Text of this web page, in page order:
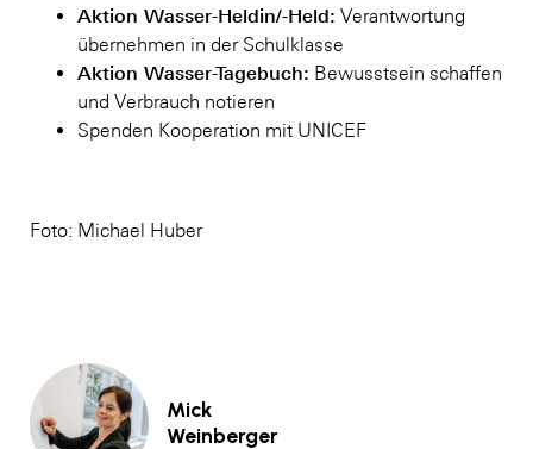
Aktion Wasser-Heldin/-Held: Verantwortung
übernehmen in der Schulklasse
Aktion Wasser-Tagebuch: Bewusstsein schaffen
und Verbrauch notieren
Spenden Kooperation mit UNICEF
Foto: Michael Huber
Mick
Weinberger